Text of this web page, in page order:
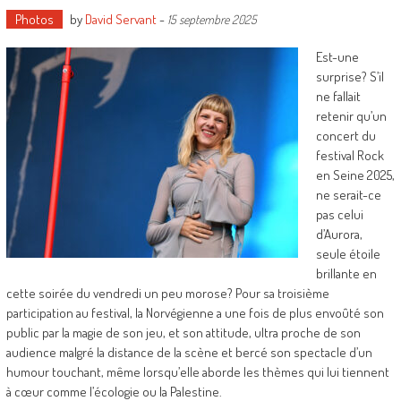
Photos by David Servant- 15 septembre 2025
Est-une
surprise? S’il
ne fallait
retenir qu’un
concert du
festival Rock
en Seine 2025,
ne serait-ce
pas celui
d’Aurora,
seule étoile
brillante en
cette soirée du vendredi un peu morose? Pour sa troisième
participation au festival, la Norvégienne a une fois de plus envoûté son
public par la magie de son jeu, et son attitude, ultra proche de son
audience malgré la distance de la scène et bercé son spectacle d’un
humour touchant, même lorsqu’elle aborde les thèmes qui lui tiennent
à cœur comme l’écologie ou la Palestine.